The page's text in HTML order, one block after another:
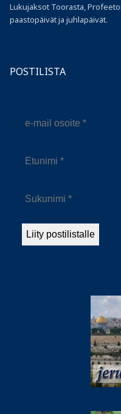
Lukujaksot Toorasta,
paastopäivät ja juhlapäivät.
POSTILISTA